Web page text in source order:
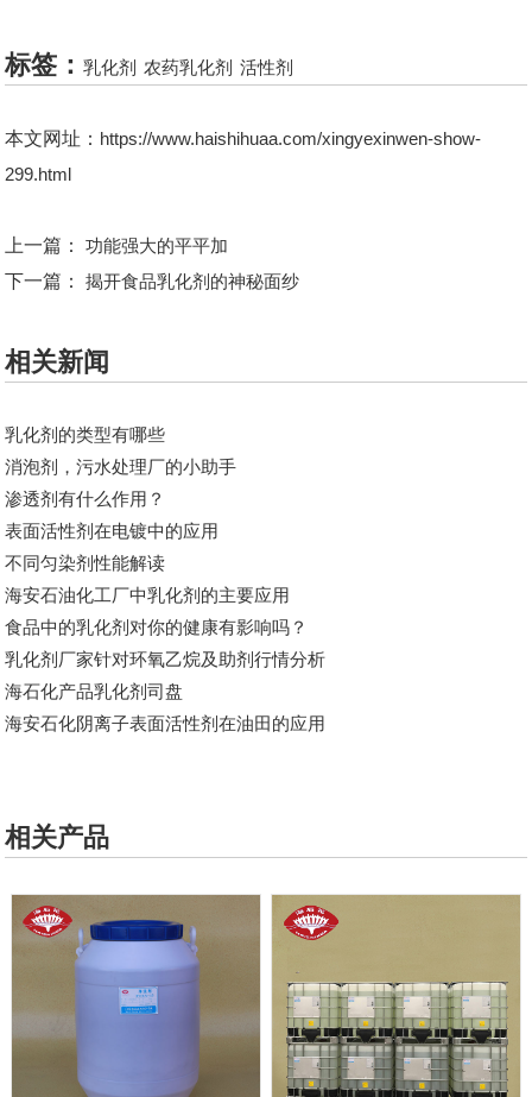
标签：乳化剂 农药乳化剂 活性剂
本文网址： https://www.haishihuaa.com/xingyexinwen-show-
299.html
上一篇：
功能强大的平平加
下一篇：
揭开食品乳化剂的神秘面纱
相关新闻
乳化剂的类型有哪些
消泡剂，污水处理厂的小助手
渗透剂有什么作用？
表面活性剂在电镀中的应用
不同匀染剂性能解读
海安石油化工厂中乳化剂的主要应用
食品中的乳化剂对你的健康有影响吗？
乳化剂厂家针对​环氧乙烷及助剂行情分析
海石化产品乳化剂司盘
海安石化阴离子表面活性剂在油田的应用
相关产品